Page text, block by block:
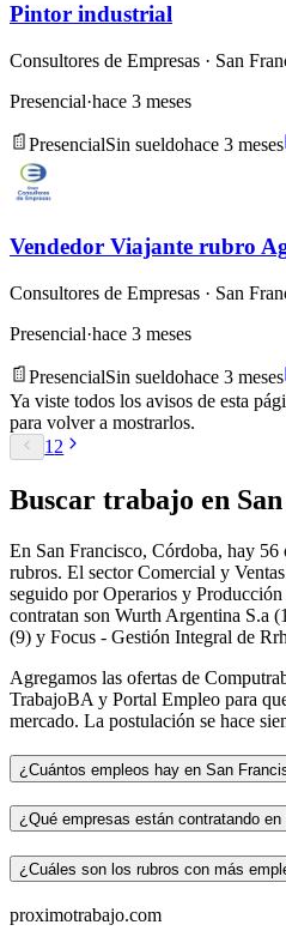
Pintor industrial
Consultores de Empresas · San
Presencial·hace 3 meses
PresencialSin sueldohace 3 meses
Vendedor Viajante rubro
Consultores de Empresas · San
Presencial·hace 3 meses
PresencialSin sueldohace 3 meses
Ya viste todos los avisos de esta
para volver a mostrarlos.
1 2
Buscar trabajo en
En San Francisco, Córdoba, hay 56
rubros. El sector Comercial y
seguido por Operarios y Producción
contratan son Wurth Argentina S.a
(9) y Focus - Gestión Integral de
Agregamos las ofertas de
TrabajoBA y Portal Empleo para
mercado. La postulación se hace
¿Cuántos empleos hay en San
¿Qué empresas están contratando
¿Cuáles son los rubros con más
proximotrabajo.com